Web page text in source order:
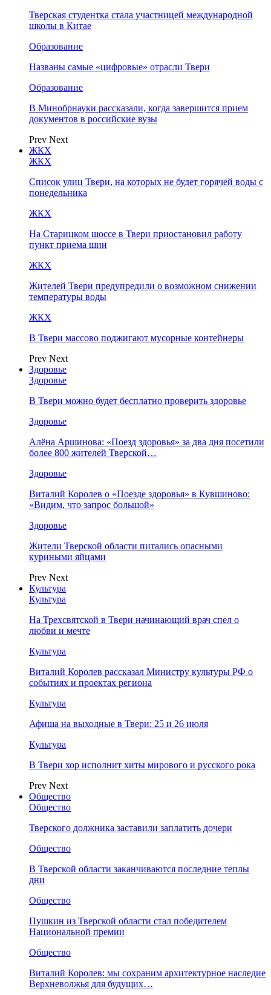
Тверская студентка стала участницей международной
школы в Китае
Образование
Названы самые «цифровые» отрасли Твери
Образование
В Минобрнауки рассказали, когда завершится прием
документов в российские вузы
Prev Next
ЖКХ
ЖКХ
Список улиц Твери, на которых не будет горячей воды с
понедельника
ЖКХ
На Старицком шоссе в Твери приостановил работу
пункт приема шин
ЖКХ
Жителей Твери предупредили о возможном снижении
температуры воды
ЖКХ
В Твери массово поджигают мусорные контейнеры
Prev Next
Здоровье
Здоровье
В Твери можно будет бесплатно проверить здоровье
Здоровье
Алёна Аршинова: «Поезд здоровья» за два дня посетили
более 800 жителей Тверской…
Здоровье
Виталий Королев о «Поезде здоровья» в Кувшиново:
«Видим, что запрос большой»
Здоровье
Жители Тверской области питались опасными
куриными яйцами
Prev Next
Культура
Культура
На Трехсвятской в Твери начинающий врач спел о
любви и мечте
Культура
Виталий Королев рассказал Министру культуры РФ о
событиях и проектах региона
Культура
Афиша на выходные в Твери: 25 и 26 июля
Культура
В Твери хор исполнит хиты мирового и русского рока
Prev Next
Общество
Общество
Тверского должника заставили заплатить дочери
Общество
В Тверской области заканчиваются последние теплы
дни
Общество
Пушкин из Тверской области стал победителем
Национальной премии
Общество
Виталий Королев: мы сохраним архитектурное наследие
Верхневолжья для будущих…